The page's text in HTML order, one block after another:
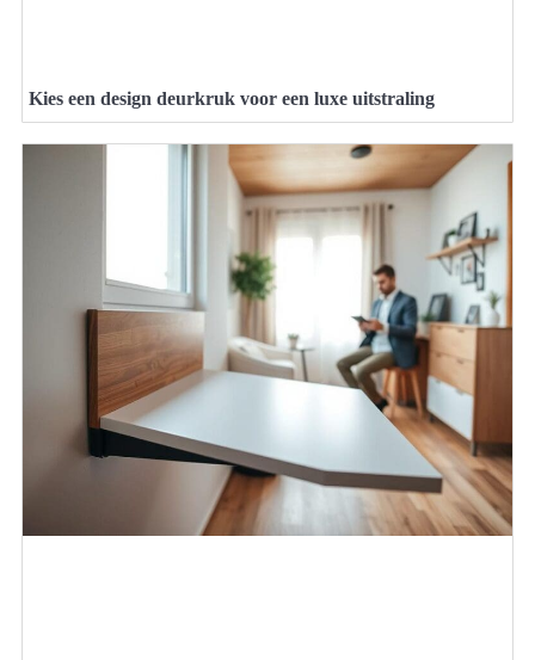
Kies een design deurkruk voor een luxe uitstraling